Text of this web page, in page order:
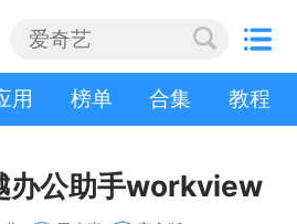
用 榜单 合集 教程
办公助手workview